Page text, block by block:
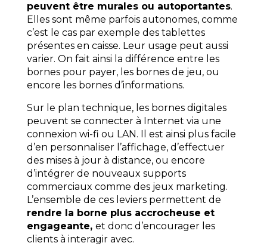
peuvent être murales ou autoportantes.
Elles sont même parfois autonomes, comme
c’est le cas par exemple des tablettes
présentes en caisse. Leur usage peut aussi
varier. On fait ainsi la différence entre les
bornes pour payer, les bornes de jeu, ou
encore les bornes d’informations.
Sur le plan technique, les bornes digitales
peuvent se connecter à Internet via une
connexion wi-fi ou LAN. Il est ainsi plus facile
d’en personnaliser l’affichage, d’effectuer
des mises à jour à distance, ou encore
d’intégrer de nouveaux supports
commerciaux comme des jeux marketing.
L’ensemble de ces leviers permettent de
rendre la borne plus accrocheuse et
engageante, et donc d’encourager les
clients à interagir avec.